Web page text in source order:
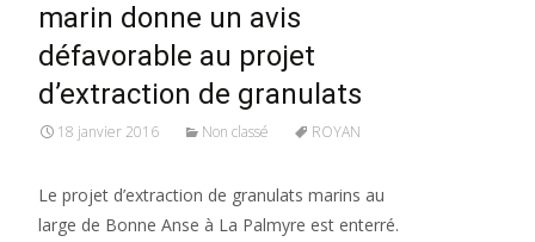
marin donne un avis
défavorable au projet
d’extraction de granulats
18 janvier 2016 Non classé ROYAN
Le projet d’extraction de granulats marins au
large de Bonne Anse à La Palmyre est enterré.